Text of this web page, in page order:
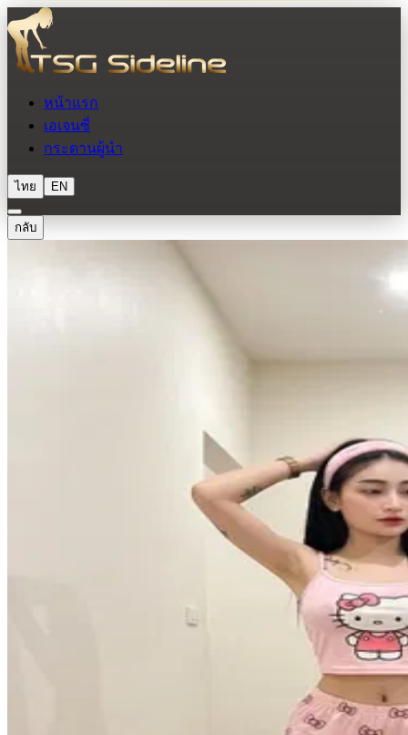
หน้าแรก
เอเจนซี่
กระดานผู้นำ
ไทย EN
กลับ